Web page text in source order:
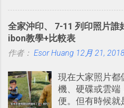
的軟體則讓同事
保持聯繫。 如果
台，可以參考：
戶 。 2017/3 新
改造 Slack 討論
程看板
線，對商務需求
張資料地圖（例
書時建立的「 台
規劃自助旅行路
圖」在規劃自助
多問題： 國外
全家沖印、 7-11 列印照片誰
ibon教學+比較表
作者： Esor Huang 12月 21,
現在大家照片都
機、硬碟或雲端
便。但有時候就